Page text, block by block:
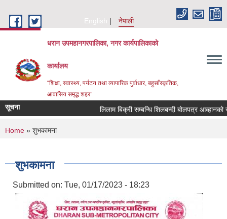
English
नेपाली
धरान उपमहानगरपालिका, नगर कार्यपालिकाको
कार्यालय
“शिक्षा, स्वास्थ्य, पर्यटन तथा व्यापारिक पुर्वाधार, बहुसाँस्कृतिक,
आवासिय समृद्ध शहर”
सूचना लिलाम बिक्री सम्बन्धि शिलबन्दी
You are here
Home » शुभकामना
शुभकामना
Submitted on: Tue, 01/17/2023 - 18:23